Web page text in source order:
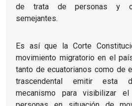
de trata de personas y
semejantes.
Es así que la Corte
movimiento migratorio en el
tanto de ecuatorianos como de
trascendental emitir esta
mecanismo para visibilizar